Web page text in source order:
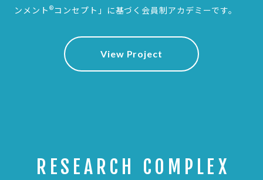
ンメント ®コンセプト」に基づく会員制アカデミーです。
View Project
RESEARCH COMPLEX